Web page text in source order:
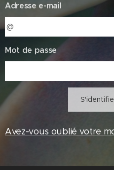
Adresse e-mail
Mot de passe
Avez-vous oublié votre